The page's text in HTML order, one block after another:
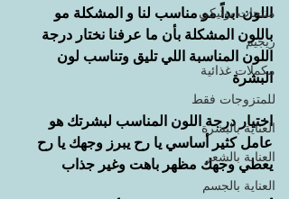
منتجات بوتيكي
ريجيم
مكملات غذائية
للمتزوجات فقط
العناية بالبشرة
العناية بالشعر
العناية بالجسم
اللون ابداً مو مناسب لنا و المشكلة مو
باللون المشكلة بأن ما عرفنا نختار درجة
اللون المناسبة اللي تليق وتناسب لون
البشرة
اختيار درجة اللون المناسب لبشرتك هو
عامل كثير أساسي يا رح يبرز وجهك يا رح
يعطي وجهك مظهر باهت وغير جذاب